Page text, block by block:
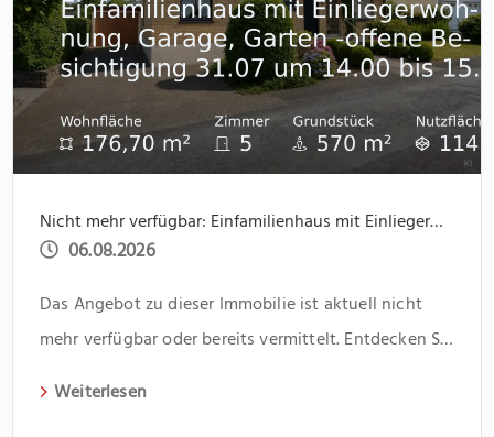
Nicht mehr verfügbar: Einfamilienhaus mit Einliegerwohnung, Garage, Garten -offene Besichtigung 31.07 um 14.00 bis 15.30
06.08.2026
Das Angebot zu dieser Immobilie ist aktuell nicht
mehr verfügbar oder bereits vermittelt. Entdecken Sie
Weiterlesen